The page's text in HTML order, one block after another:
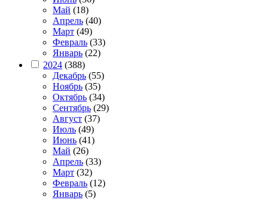
Май (18)
Апрель (40)
Март (49)
Февраль (33)
Январь (22)
2024 (388)
Декабрь (55)
Ноябрь (35)
Октябрь (34)
Сентябрь (29)
Август (37)
Июль (49)
Июнь (41)
Май (26)
Апрель (33)
Март (32)
Февраль (12)
Январь (5)